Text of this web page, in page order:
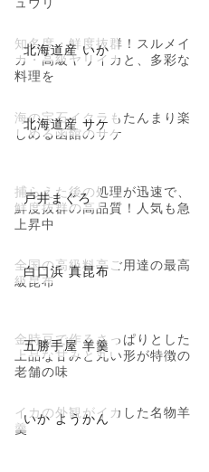
北海道産 いか
知名度・鮮度抜群！スルメイ
カ・高級ヤリイカと、多彩な
料理を
北海道産 サケ
海の宝石イクラもたんまり楽
しめる函館のサケ
戸井まぐろ
捕らえた後の処理が迅速で、
鮮度抜群の高品質！人気も急
上昇中
白口浜 真昆布
全国の高級料亭ご用達の最高
級昆布
五勝手屋 羊羹
金時豆で作るさっぱりとした
上品な甘みと丸い形が特徴の
老舗の味
いか ようかん
イカの外観がイカした名物羊
羹